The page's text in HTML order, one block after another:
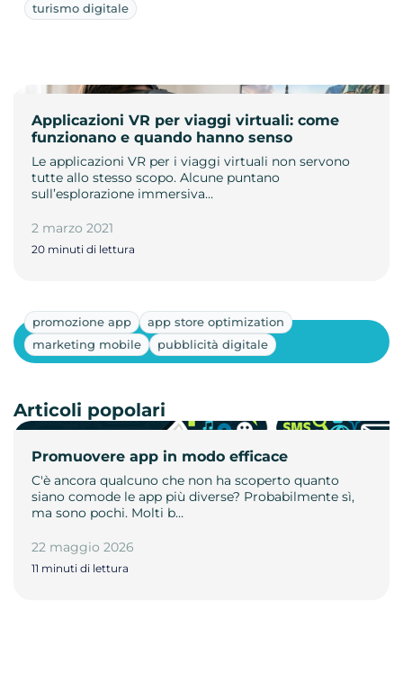
turismo digitale
Applicazioni VR per viaggi virtuali: come
funzionano e quando hanno senso
Le applicazioni VR per i viaggi virtuali non servono
tutte allo stesso scopo. Alcune puntano
sull’esplorazione immersiva…
2 marzo 2021
20 minuti di lettura
promozione app
app store optimization
marketing mobile
pubblicità digitale
Promuovere app in modo efficace
C'è ancora qualcuno che non ha scoperto quanto
siano comode le app più diverse? Probabilmente sì,
ma sono pochi. Molti b…
22 maggio 2026
11 minuti di lettura
Mostra altri
Articoli popolari